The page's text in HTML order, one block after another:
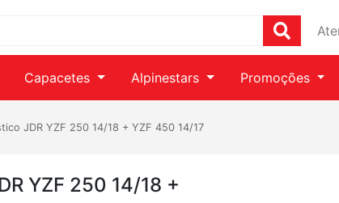
Capacetes Alpinestars Promoções
JDR YZF 250 14/18 + YZF 450 14/17
YZF 250 14/18 +